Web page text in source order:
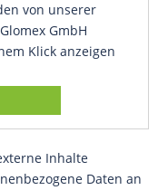
von unserer
GmbH
Klick anzeigen
Inhalte
Daten an